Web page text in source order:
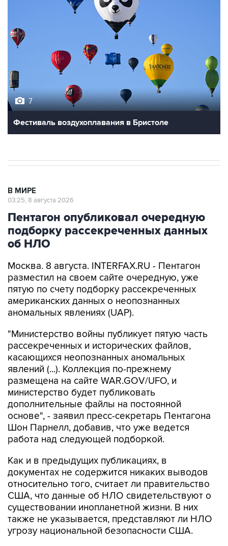
7
Фестиваль воздухоплавания в Бристоле
В МИРЕ
03:25, 8 августа 2026
Пентагон опубликовал очередную
подборку рассекреченных данных
об НЛО
Москва. 8 августа. INTERFAX.RU - Пентагон
разместил на своем сайте очередную, уже
пятую по счету подборку рассекреченных
американских данных о неопознанных
аномальных явлениях (UAP).
"Министерство войны публикует пятую часть
рассекреченных и исторических файлов,
касающихся неопознанных аномальных
явлений (...). Коллекция по-прежнему
размещена на сайте WAR.GOV/UFO, и
министерство будет публиковать
дополнительные файлы на постоянной
основе", - заявил пресс-секретарь Пентагона
Шон Парнелл, добавив, что уже ведется
работа над следующей подборкой.
Как и в предыдущих публикациях, в
документах не содержится никаких выводов
относительно того, считает ли правительство
США, что данные об НЛО свидетельствуют о
существовании инопланетной жизни. В них
также не указывается, представляют ли НЛО
угрозу национальной безопасности США.